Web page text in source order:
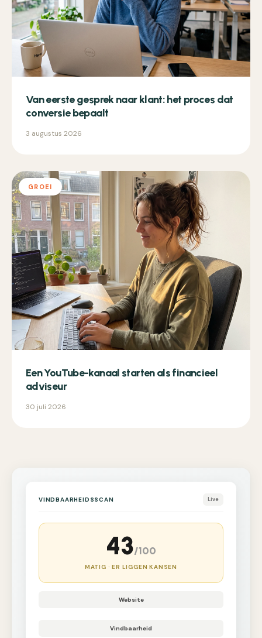
Van eerste gesprek naar klant: het proces dat
conversie bepaalt
3 augustus 2026
GROEI
Een YouTube-kanaal starten als financieel
adviseur
30 juli 2026
VINDBAARHEIDSSCAN Live
43/100
MATIG · ER LIGGEN KANSEN
Website
Vindbaarheid